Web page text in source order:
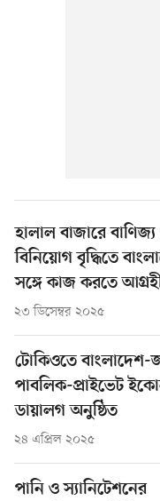
হালাল বাজারে
বিনিয়োগ বৃদ্ধিতে
সঙ্গে কাজ করতে
২৩ ডিসেম্বর ২০২৫
টোকিওতে বাংলাদেশ-
পাবলিক-প্রাইভেট
ডায়ালগ অনুষ্ঠিত
২৪ এপ্রিল ২০২৫
পানি ও স্যানিটেশনের